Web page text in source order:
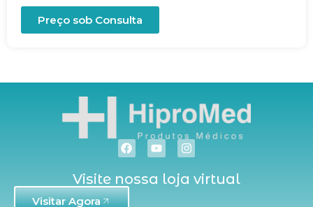
Preço sob Consulta
Visite nossa loja virtual
Visitar Agora